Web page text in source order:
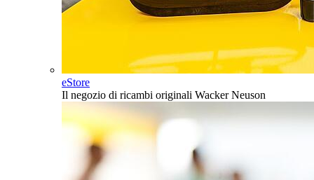
eStore
Il negozio di ricambi originali Wacker Neuson